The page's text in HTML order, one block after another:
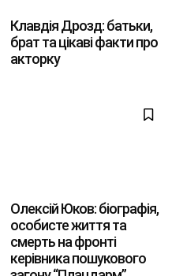
Клавдія Дрозд: батьки,
брат та цікаві факти про
акторку
Олексій Юков: біографія,
особисте життя та
смерть на фронті
керівника пошукового